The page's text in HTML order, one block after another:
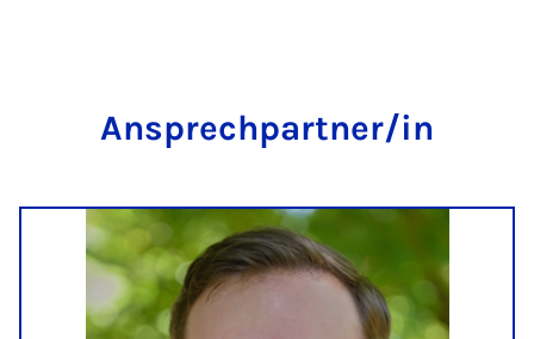
An­s­prech­part­ner/in